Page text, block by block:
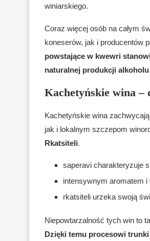
winiarskiego.
Coraz więcej osób na całym
koneserów, jak i producentów
powstające w kwewri
naturalnej produkcji
Kachetyńskie wina –
Kachetyńskie wina
jak i lokalnym szczepom
Rkatsiteli.
saperavi charakteryzuje
intensywnym aromatem
rkatsiteli urzeka swoją
Niepowtarzalność tych win to
Dzięki temu procesowi